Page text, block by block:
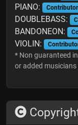
PIANO:
DOUBLEBASS:
BANDONEON:
VIOLIN:
* Non guaranteed
or added